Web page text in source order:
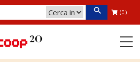
(0)